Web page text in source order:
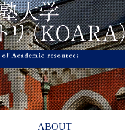
ABOUT